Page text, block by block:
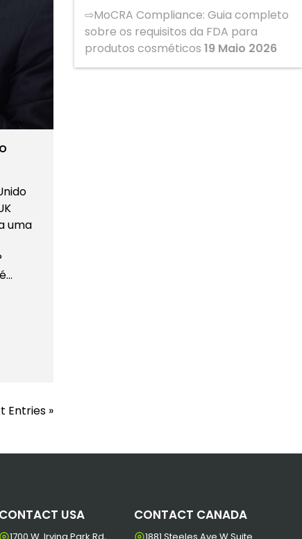
uma
Entries »
MoCRA Compliance: Guia completo
sobre os requisitos da FDA para
produtos cosméticos 19 Maio 2026
CONTACT USA CONTACT CANADA